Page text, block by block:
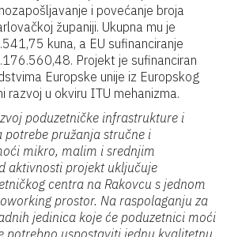
i povećanje broja
županiji. Ukupna mu je
kuna, a EU sufinanciranje
Projekt je sufinanciran
Europske unije iz Europskog
razvoj u okviru ITU mehanizma.
poduzetničke infrastrukture i
potrebe pružanja stručne i
mikro, malim i srednjim
aktivnosti projekt uključuje
centra na Rakovcu s jednom
prostor. Na raspolaganju za
jedinica koje će poduzetnici moći
potrebno uspostaviti jednu kvalitetnu